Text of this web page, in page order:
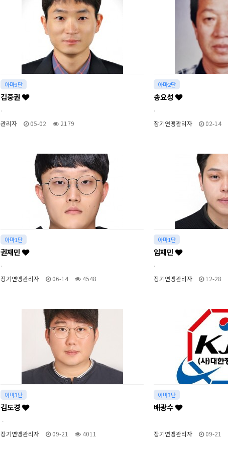
아마3단
김중권
.
관리자
05-02 2179
아마2단
송요성
.
장기연맹관리자
02-14
아마1단
권재민
.
장기연맹관리자
06-14 4548
아마1단
임재민
.
장기연맹관리자
12-28
아마3단
김도경
.
장기연맹관리자
09-21 4011
아마3단
배광수
장기연맹관리자 09-21